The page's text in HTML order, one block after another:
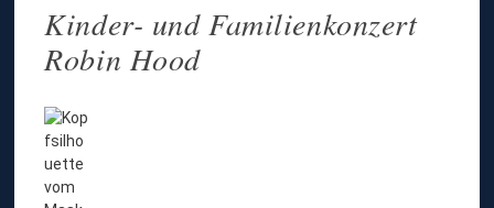
Kinder- und Familienkonzert
Robin Hood